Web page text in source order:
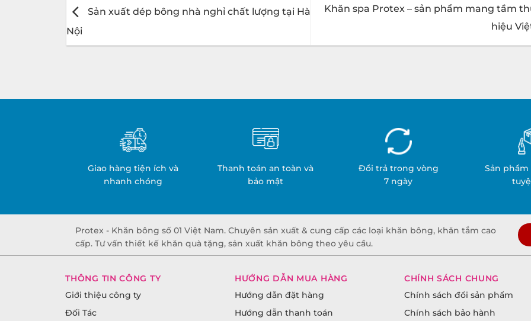
Sản xuất dép bông nhà nghỉ chất lượng tại Hà
Nội
Khăn spa Protex – sản phẩm mang tầm
hiệu
Giao hàng tiện ích và
nhanh chóng
Thanh toán an toàn và
bảo mật
Đổi trả trong vòng
7 ngày
Sản
Protex - Khăn bông số 01 Việt Nam. Chuyên sản xuất & cung cấp các loại khăn bông, khăn tắm cao
cấp. Tư vấn thiết kế khăn quà tặng, sản xuất khăn bông theo yêu cầu.
THÔNG TIN CÔNG TY
Giới thiệu công ty
Đối Tác
HƯỚNG DẪN MUA HÀNG
Hướng dẫn đặt hàng
Hướng dẫn thanh toán
CHÍNH SÁCH CHUNG
Chính sách đổi sản phẩm
Chính sách bảo hành